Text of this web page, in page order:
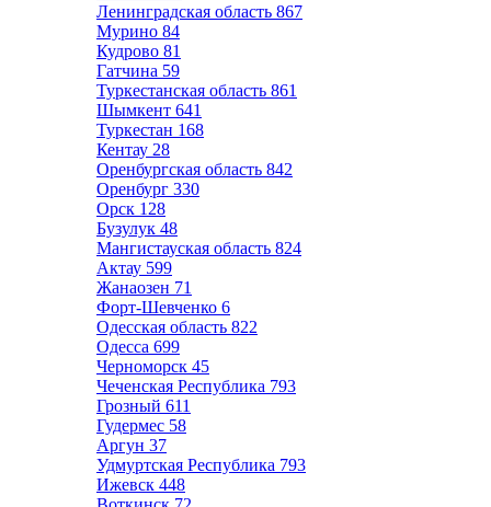
Ленинградская область 867
Мурино 84
Кудрово 81
Гатчина 59
Туркестанская область 861
Шымкент 641
Туркестан 168
Кентау 28
Оренбургская область 842
Оренбург 330
Орск 128
Бузулук 48
Мангистауская область 824
Актау 599
Жанаозен 71
Форт-Шевченко 6
Одесская область 822
Одесса 699
Черноморск 45
Чеченская Республика 793
Грозный 611
Гудермес 58
Аргун 37
Удмуртская Республика 793
Ижевск 448